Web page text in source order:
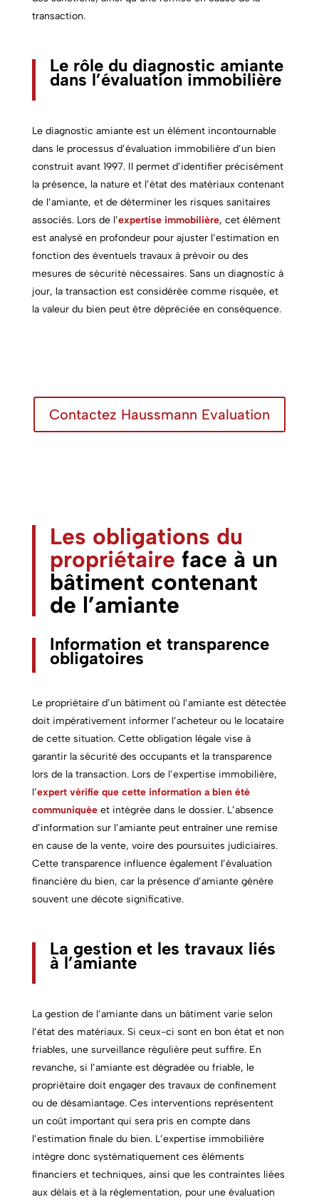
transaction.
Le rôle du diagnostic amiante
dans l’évaluation immobilière
Le diagnostic amiante est un élément incontournable
dans le processus d’évaluation immobilière d’un bien
construit avant 1997. Il permet d’identifier précisément
la présence, la nature et l’état des matériaux contenant
de l’amiante, et de déterminer les risques sanitaires
associés. Lors de l’expertise immobilière, cet élément
est analysé en profondeur pour ajuster l’estimation en
fonction des éventuels travaux à prévoir ou des
mesures de sécurité nécessaires. Sans un diagnostic à
jour, la transaction est considérée comme risquée, et
la valeur du bien peut être dépréciée en conséquence.
Contactez Haussmann Evaluation
Les obligations du
propriétaire face à un
bâtiment contenant
de l’amiante
Information et transparence
obligatoires
Le propriétaire d’un bâtiment où l’amiante est détectée
doit impérativement informer l’acheteur ou le locataire
de cette situation. Cette obligation légale vise à
garantir la sécurité des occupants et la transparence
lors de la transaction. Lors de l’expertise immobilière,
l’expert vérifie que cette information a bien été
communiquée et intégrée dans le dossier. L’absence
d’information sur l’amiante peut entraîner une remise
en cause de la vente, voire des poursuites judiciaires.
Cette transparence influence également l’évaluation
financière du bien, car la présence d’amiante génère
souvent une décote significative.
La gestion et les travaux liés
à l’amiante
La gestion de l’amiante dans un bâtiment varie selon
l’état des matériaux. Si ceux-ci sont en bon état et non
friables, une surveillance régulière peut suffire. En
revanche, si l’amiante est dégradée ou friable, le
propriétaire doit engager des travaux de confinement
ou de désamiantage. Ces interventions représentent
un coût important qui sera pris en compte dans
l’estimation finale du bien. L’expertise immobilière
intègre donc systématiquement ces éléments
financiers et techniques, ainsi que les contraintes liées
aux délais et à la réglementation, pour une évaluation